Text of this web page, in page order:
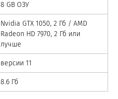
8 GB ОЗУ
Nvidia GTX 1050, 2 Гб / AMD
Radeon HD 7970, 2 Гб или
лучше
версии 11
8.6 Гб